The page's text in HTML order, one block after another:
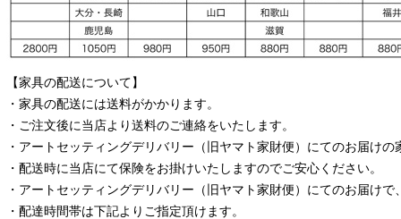
【家具の配送について】
・家具の配送には送料がかかります。
・ご注文後に当店より送料のご連絡をいたします。
・ アートセッティングデリバリー （旧ヤマト家財便） にてのお届けの
・配送時に当店にて保険をお掛けいたしますのでご安心ください。
・ アートセッティングデリバリー （旧ヤマト家財便） にてのお届けで
・配達時間帯は下記よりご指定頂けます。